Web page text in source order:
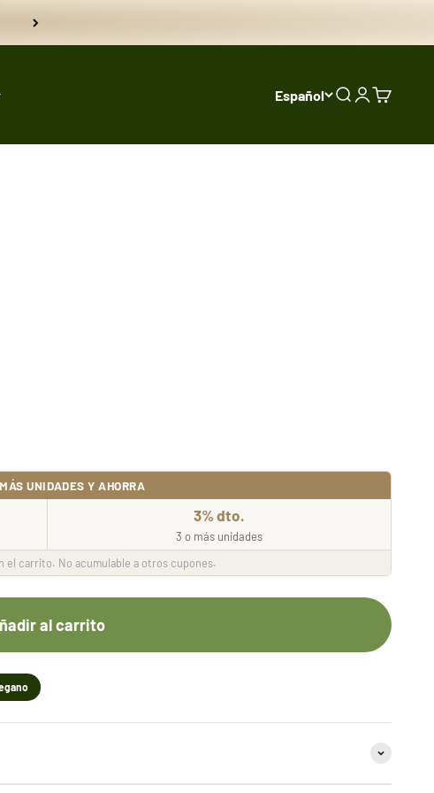
Español Buscar
Iniciar
Carrito
UNIDADES Y AHORRA
3% dto.
3 o más unidades
el carrito. No acumulable a otros cupones.
al carrito